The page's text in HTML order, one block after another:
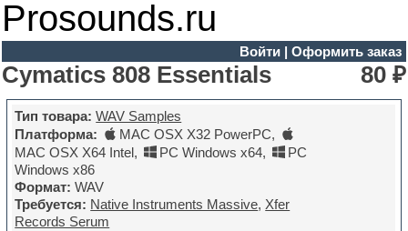
Prosounds.ru
Войти| Оформить заказ
Cymatics 808 Essentials 80 ₽
Тип товара: WAV Samples
Платформа:
MAC OSX X32 PowerPC,
MAC OSX X64 Intel, PC Windows x64,
PC
Windows x86
Формат: WAV
Требуется: Native Instruments Massive, Xfer
Records Serum